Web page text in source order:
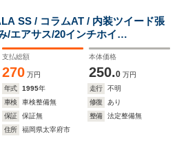
SS / コラムAT / 内装ツイード張
/エアサス/20インチホイ
支払総額
270 万円
本体価格
250.0 万円
年式
1995年 走行
不明
車検
車検整備無 修復
あり
保証
保証無 整備
法定整備無
住所
福岡県太宰府市